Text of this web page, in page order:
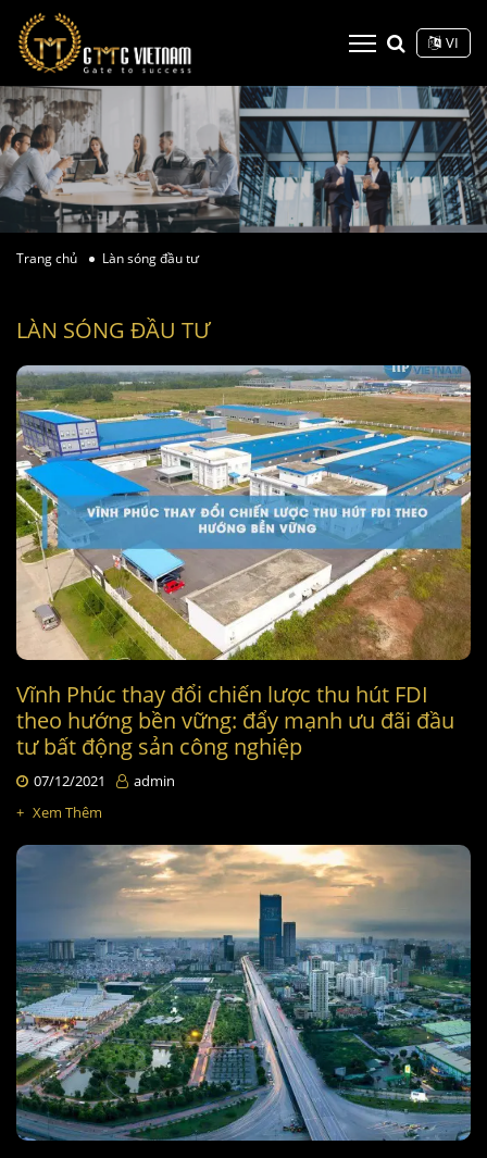
VI
Trang chủ Làn sóng đầu tư
LÀN SÓNG ĐẦU TƯ
Vĩnh Phúc thay đổi chiến lược thu hút FDI
theo hướng bền vững: đẩy mạnh ưu đãi đầu
tư bất động sản công nghiệp
07/12/2021
admin
+ Xem Thêm